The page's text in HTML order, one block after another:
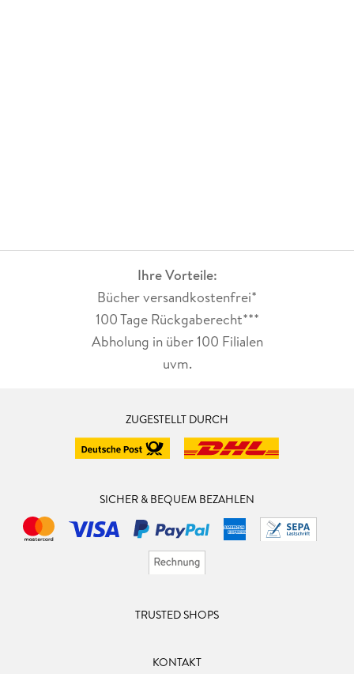
Ihre Vorteile:
Bücher versandkostenfrei*
100 Tage Rückgaberecht***
Abholung in über 100 Filialen
uvm.
ZUGESTELLT DURCH
SICHER & BEQUEM BEZAHLEN
TRUSTED SHOPS
KONTAKT